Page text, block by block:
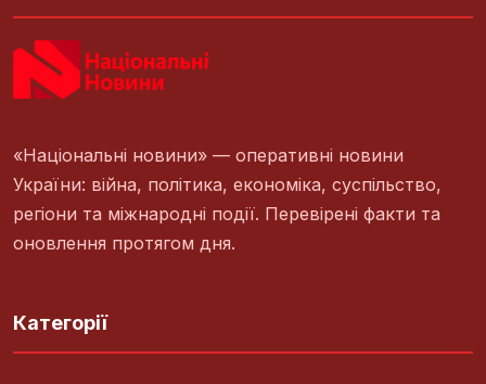
«Національні новини» — оперативні новини
України: війна, політика, економіка, суспільство,
регіони та міжнародні події. Перевірені факти та
оновлення протягом дня.
Категорії